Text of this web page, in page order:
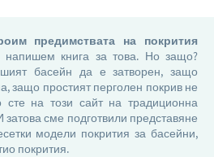
предимствата на покрития
книга за това. Но защо?
басейн да е затворен, защо
защо простият перголен покрив не
на този сайт на традиционна
сме подготвили представяне
модели покрития за басейни,
покрития.